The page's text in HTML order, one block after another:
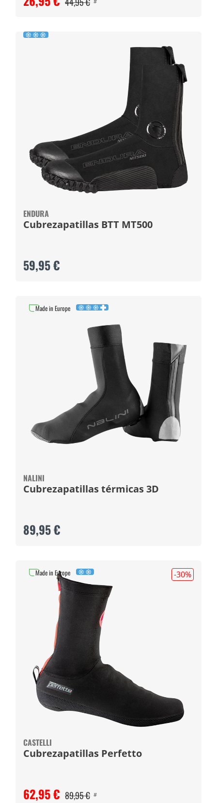
ENDURA
Cubrezapatillas BTT MT500
59,95 €
NALINI
Cubrezapatillas térmicas 3D
89,95 €
Made in Europe
-30%
CASTELLI
Cubrezapatillas Perfetto
62,95 € 89,95 € #
Made in Europe